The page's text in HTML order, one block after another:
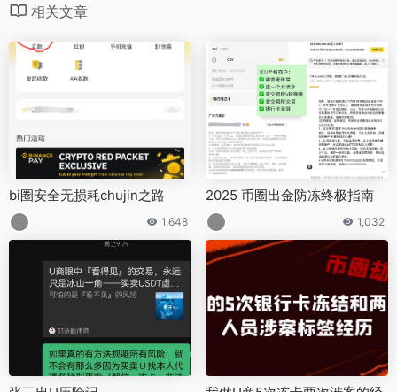
相关文章
bi圈安全无损耗chujin之路
1,648
2025 币圈出金防冻终极指南
1,032